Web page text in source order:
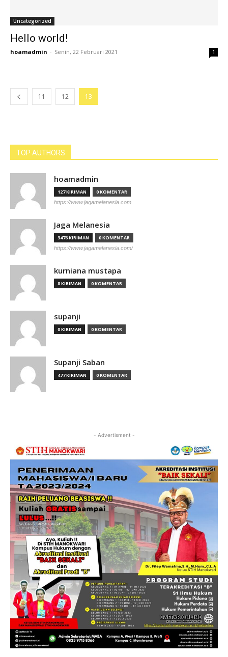
Uncategorized
Hello world!
hoamadmin - Senin, 22 Februari 2021 1
11 12 13
TOP AUTHORS
hoamadmin
127 KIRIMAN 0 KOMENTAR
https://www.jagamelanesia.com
Jaga Melanesia
3476 KIRIMAN 0 KOMENTAR
https://www.jagamelanesia.com/
kurniana mustapa
8 KIRIMAN 0 KOMENTAR
supanji
0 KIRIMAN 0 KOMENTAR
Supanji Saban
477 KIRIMAN 0 KOMENTAR
- Advertisment -